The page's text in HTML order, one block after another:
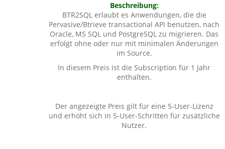
Beschreibung:
BTR2SQL erlaubt es Anwendungen, die die
Pervasive/Btrieve transactional API benutzen, nach
Oracle, MS SQL und PostgreSQL zu migrieren. Das
erfolgt ohne oder nur mit minimalen Änderungen
im Source.
In diesem Preis ist die Subscription für 1 Jahr
enthalten.
Der angezeigte Preis gilt für eine 5-User-Lizenz
und erhöht sich in 5-User-Schritten für zusätzliche
Nutzer.